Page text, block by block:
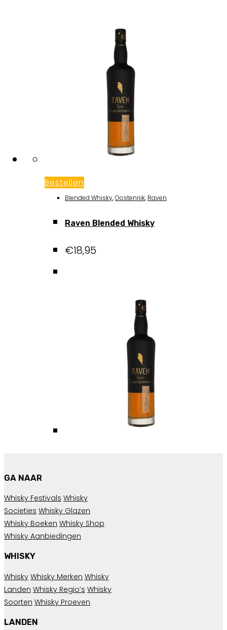
Bestellen
Blended Whisky,Oostenrijk, Raven
Raven Blended Whisky
€18,95
GA NAAR
Whisky Festivals Whisky
Societies Whisky Glazen
Whisky Boeken Whisky Shop
Whisky Aanbiedingen
WHISKY
Whisky Whisky Merken Whisky
Landen Whisky Regio’s Whisky
Soorten Whisky Proeven
LANDEN